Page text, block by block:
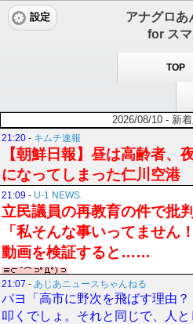
アナグロあ
for ス
設定
TOP
2026/08/10 - 新
21:20 - キムチ速報
【朝鮮日報】昼は高齢者
になってしまった仁川空港
21:09 - U-1 NEWS.
立民議員の再教育の件で批
「私そんな事いってません
動画を検証すると……
21:07 - あじあニュースちゃんねる
パヨ「高市に野次を飛ばす理由
叩くでしょ。それと同じで、人と